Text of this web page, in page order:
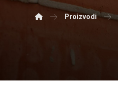
Proizvodi